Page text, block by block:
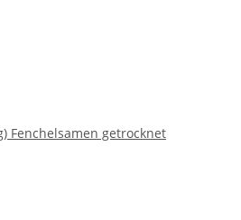
Fenchelsamen getrocknet